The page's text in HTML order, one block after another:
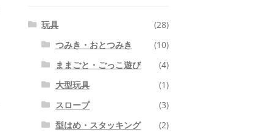
玩具
(28)
つみき・おとつみき
(10)
ままごと・ごっこ遊び
(4)
大型玩具
(1)
スロープ
(3)
型はめ・スタッキング
(2)